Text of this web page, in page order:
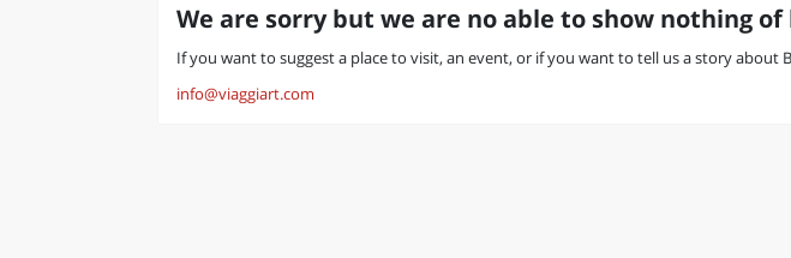
We are sorry but we are no able to show nothing
If you want to suggest a place to visit, an event, or if you want to tell us a story about
info@viaggiart.com